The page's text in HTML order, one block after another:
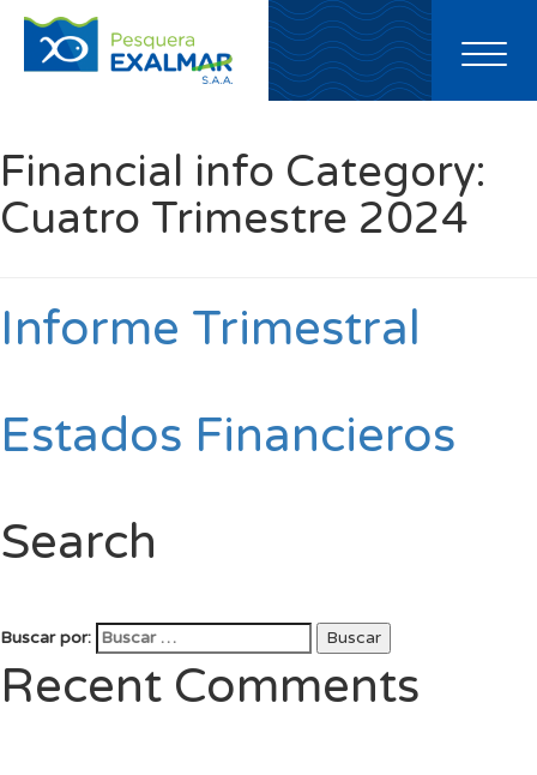
Toggle
Financial info Category:
Cuatro Trimestre 2024
Informe Trimestral
Estados Financieros
Search
Buscar por: Buscar
Recent Comments